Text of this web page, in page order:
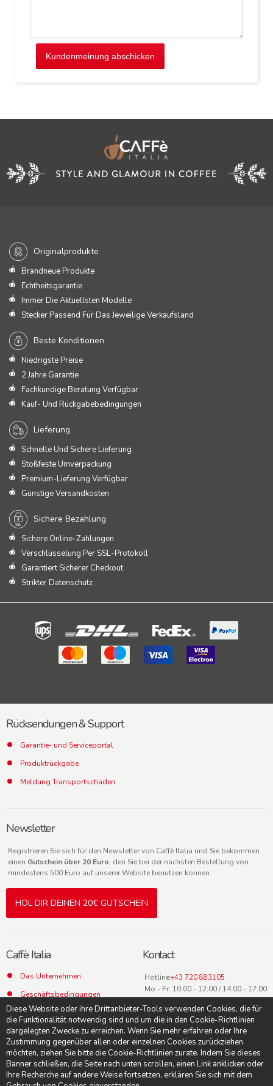
Kundenmeinung abschicken
Originalprodukte
Brandneue Produkte
Echtheitsgarantie
Immer Die Aktuellsten Modelle
Stecker Passend Für Das Jeweilige Verkaufsland
Beste Konditionen
Niedrigste Preise
2 Jahre Garantie
Fachkundige Beratung Verfügbar
Kauf- Und Rückgabebedingungen
Lieferung
Schnelle Und Sichere Lieferung
Stoßfeste Umverpackung
Premium-Lieferung Verfügbar
Günstige Versandkosten
Sichere Bezahlung
Sichere Online-Zahlungen
Verschlüsselung Per SSL-Protokoll
Garantiert Sicherer Checkout
Strikter Datenschutz
Rücksendungen & Support
Garantie- und Serviceportal
Produktrückgabe
Meldung Transportschäden
Newsletter
Registrieren Sie sich für den Newsletter von Caffè Italia und Sie bekommen
einen Gutschein über 20 Euro, den Sie bei der nächsten Bestellung von
mindestens 500 Euro auf unserer Website benutzen können.
HOL DIR DEINEN 20€ GUTSCHEIN
Caffè Italia
Das Unternehmen
Geschäftsbedingungen
Datenschutz
Kontact
Kontact
Hotline:+43 720 883105
Mo - Fr: 10:00 - 12:00 / 14:00 - 17:00
Uhr
Diese Website oder ihre Drittanbieter-Tools verwenden Cookies, die für
die Funktionalität notwendig sind und um die in den Cookie-Richtlinien
dargelegten Zwecke zu erreichen. Wenn Sie mehr erfahren oder Ihre
Zustimmung gegenüber allen oder einzelnen Cookies zurückziehen
möchten, ziehen Sie bitte die Cookie-Richtlinien zurate. Indem Sie dieses
Banner schließen, die Seite nach unten scrollen, einen Link anklicken oder
Ihre Recherche auf andere Weise fortsetzen, erklären Sie sich mit dem